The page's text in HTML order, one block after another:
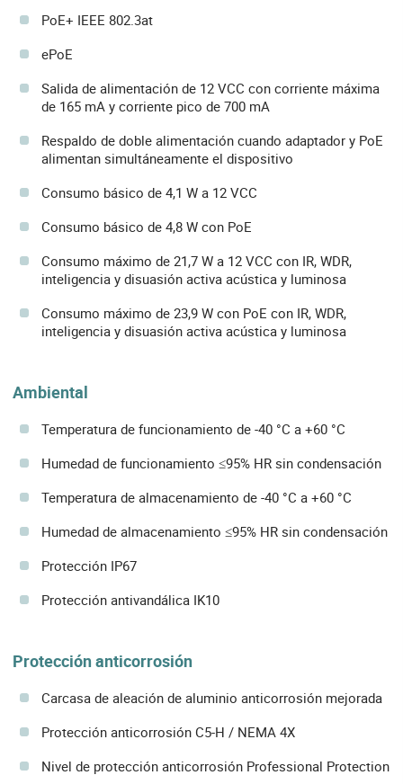
PoE+ IEEE 802.3at
ePoE
Salida de alimentación de 12 VCC con corriente máxima
de 165 mA y corriente pico de 700 mA
Respaldo de doble alimentación cuando adaptador y PoE
alimentan simultáneamente el dispositivo
Consumo básico de 4,1 W a 12 VCC
Consumo básico de 4,8 W con PoE
Consumo máximo de 21,7 W a 12 VCC con IR, WDR,
inteligencia y disuasión activa acústica y luminosa
Consumo máximo de 23,9 W con PoE con IR, WDR,
inteligencia y disuasión activa acústica y luminosa
Ambiental
Temperatura de funcionamiento de -40 °C a +60 °C
Humedad de funcionamiento ≤95% HR sin condensación
Temperatura de almacenamiento de -40 °C a +60 °C
Humedad de almacenamiento ≤95% HR sin condensación
Protección IP67
Protección antivandálica IK10
Protección anticorrosión
Carcasa de aleación de aluminio anticorrosión mejorada
Protección anticorrosión C5-H / NEMA 4X
Nivel de protección anticorrosión Professional Protection